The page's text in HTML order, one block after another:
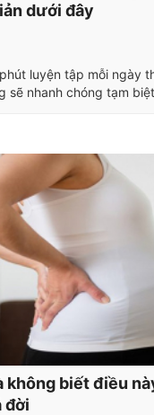
dưới đây
luyện tập mỗi ngày
sẽ nhanh chóng tạm
không biết điều
đời